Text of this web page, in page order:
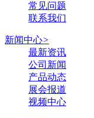
常见问题
联系我们
新闻中心>
最新资讯
公司新闻
产品动态
展会报道
视频中心